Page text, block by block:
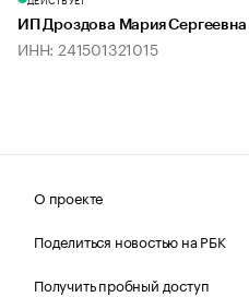
ИП Дроздова Мария Сергеевна
ИНН: 241501321015
О проекте
Поделиться новостью на РБК
Получить пробный доступ